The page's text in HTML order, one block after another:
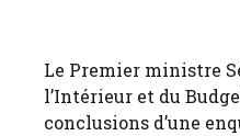
Le Premier ministre
l’Intérieur et du
conclusions d’une